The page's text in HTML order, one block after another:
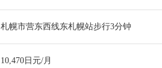
札幌市营东西线东札幌站步行3分钟
10,470日元/月